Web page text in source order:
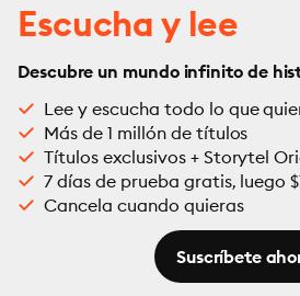
Escucha y lee
Descubre un mundo infinito de
Lee y escucha todo lo que
Más de 1 millón de títulos
Títulos exclusivos + Storytel
7 días de prueba gratis, luego
Cancela cuando quieras
Suscríbete